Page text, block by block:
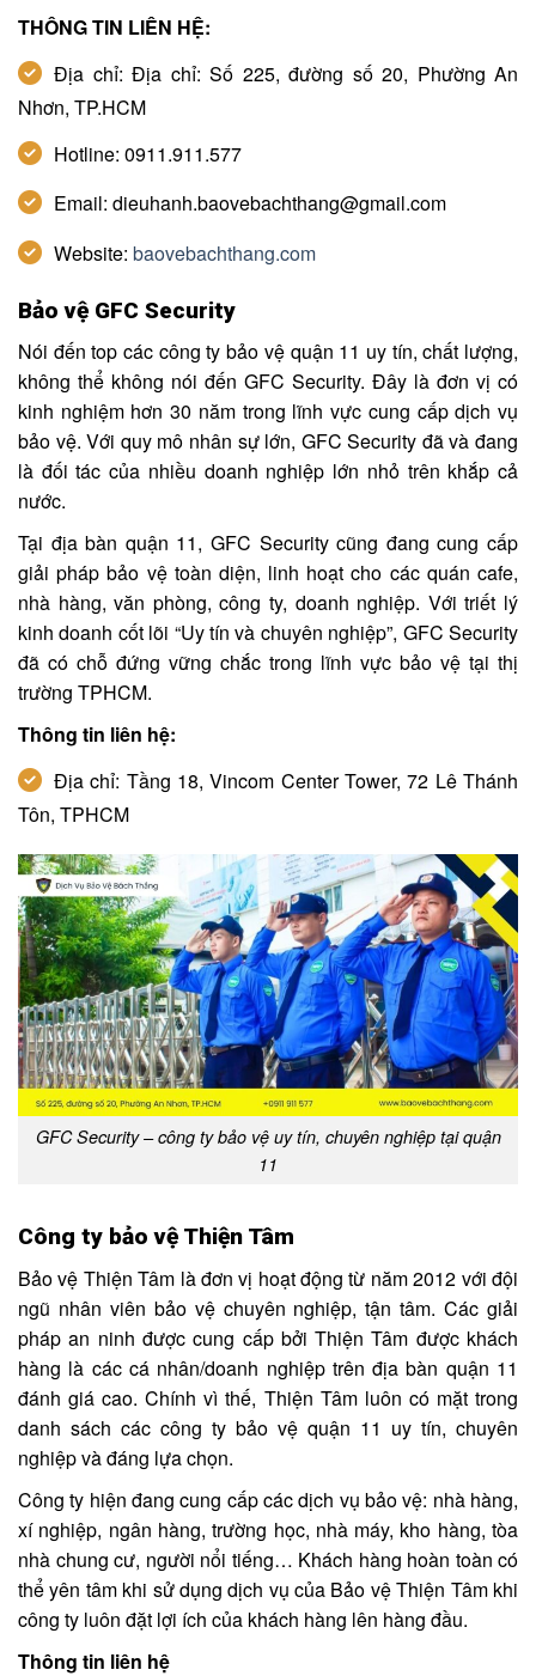
THÔNG TIN LIÊN HỆ:
Địa chỉ: Địa chỉ: Số 225, đường số 20, Phường An
Nhơn, TP.HCM
Hotline: 0911.911.577
Email: dieuhanh.baovebachthang@gmail.com
Website: baovebachthang.com
Bảo vệ GFC Security
Nói đến top các công ty bảo vệ quận 11 uy tín, chất lượng,
không thể không nói đến GFC Security. Đây là đơn vị có
kinh nghiệm hơn 30 năm trong lĩnh vực cung cấp dịch vụ
bảo vệ. Với quy mô nhân sự lớn, GFC Security đã và đang
là đối tác của nhiều doanh nghiệp lớn nhỏ trên khắp cả
nước.
Tại địa bàn quận 11, GFC Security cũng đang cung cấp
giải pháp bảo vệ toàn diện, linh hoạt cho các quán cafe,
nhà hàng, văn phòng, công ty, doanh nghiệp. Với triết lý
kinh doanh cốt lõi “Uy tín và chuyên nghiệp”, GFC Security
đã có chỗ đứng vững chắc trong lĩnh vực bảo vệ tại thị
trường TPHCM.
Thông tin liên hệ:
Địa chỉ: Tầng 18, Vincom Center Tower, 72 Lê Thánh
Tôn, TPHCM
GFC Security – công ty bảo vệ uy tín, chuyên nghiệp tại quận
11
Công ty bảo vệ Thiện Tâm
Bảo vệ Thiện Tâm là đơn vị hoạt động từ năm 2012 với đội
ngũ nhân viên bảo vệ chuyên nghiệp, tận tâm. Các giải
pháp an ninh được cung cấp bởi Thiện Tâm được khách
hàng là các cá nhân/doanh nghiệp trên địa bàn quận 11
đánh giá cao. Chính vì thế, Thiện Tâm luôn có mặt trong
danh sách các công ty bảo vệ quận 11 uy tín, chuyên
nghiệp và đáng lựa chọn.
Công ty hiện đang cung cấp các dịch vụ bảo vệ: nhà hàng,
xí nghiệp, ngân hàng, trường học, nhà máy, kho hàng, tòa
nhà chung cư, người nổi tiếng… Khách hàng hoàn toàn có
thể yên tâm khi sử dụng dịch vụ của Bảo vệ Thiện Tâm khi
công ty luôn đặt lợi ích của khách hàng lên hàng đầu.
Thông tin liên hệ